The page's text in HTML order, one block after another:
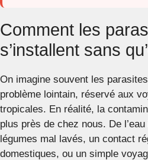
Comment les
s’installent sans
On imagine souvent les
problème lointain, réservé aux
tropicales. En réalité, la
plus près de chez nous. De
légumes mal lavés, un contact
domestiques, ou un simple